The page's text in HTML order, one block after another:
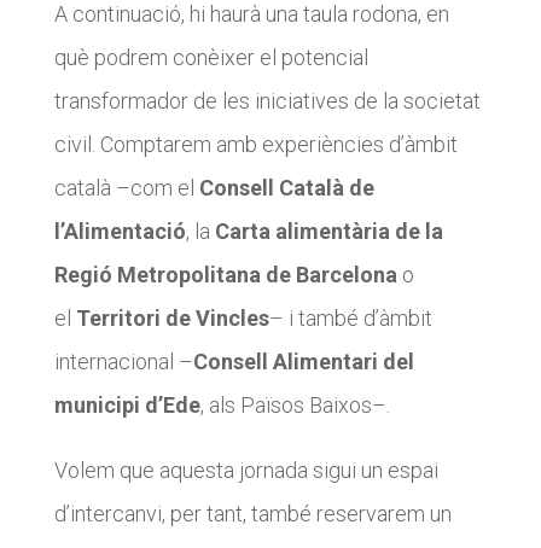
A continuació, hi haurà una taula rodona, en
què podrem conèixer el potencial
transformador de les iniciatives de la societat
civil. Comptarem amb experiències d’àmbit
català –com el Consell Català de
l’Alimentació, la Carta alimentària de la
Regió Metropolitana de Barcelona o
el Territori de Vincles– i també d’àmbit
internacional –Consell Alimentari del
municipi d’Ede, als Països Baixos–.
Volem que aquesta jornada sigui un espai
d’intercanvi, per tant, també reservarem un